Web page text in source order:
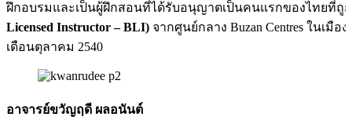
ฝึกอบรมและเป็นผู้ฝึกสอนที่ได้รับอนุญาตเป็นคนแรกของไทยที่
Licensed Instructor – BLI) จากศูนย์กลาง Buzan Centres ในเมื
เดือนตุลาคม 2540
อาจารย์ขวัญฤดี ผลอนันต์